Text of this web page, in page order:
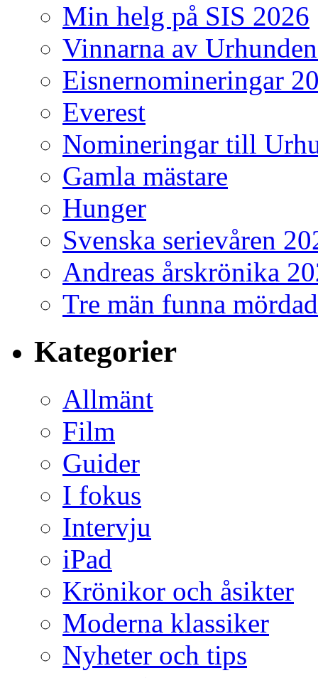
Min helg på SIS 2026
Vinnarna av
Eisnernomineringar
Everest
Nomineringar till
Gamla mästare
Hunger
Svenska serievåren
Andreas årskrönika
Tre män funna
Kategorier
Allmänt
Film
Guider
I fokus
Intervju
iPad
Krönikor och åsikter
Moderna klassiker
Nyheter och tips